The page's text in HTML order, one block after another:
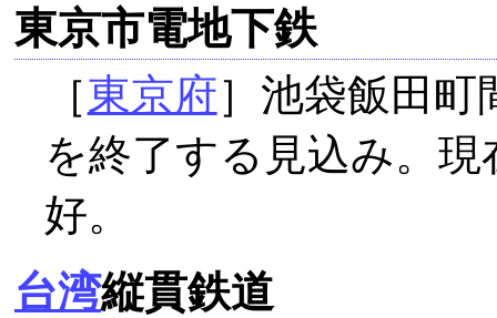
東京市電地下鉄
［東京府］池袋飯田町
を終了する見込み。
好。
台湾縦貫鉄道